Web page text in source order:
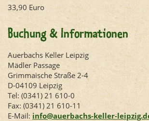
33,90 Euro
Buchung & Informationen
Auerbachs Keller Leipzig
Mädler Passage
Grimmaische Straße 2-4
D-04109 Leipzig
Tel: (0341) 21 610-0
Fax: (0341) 21 610-11
E-Mail:info@auerbachs-keller-